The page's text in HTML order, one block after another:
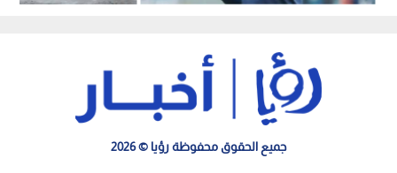
اليادودة بالوحدات
جميع الحقوق محفوظة رؤيا © 2026